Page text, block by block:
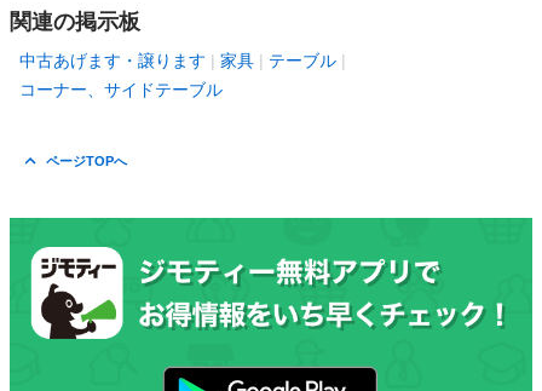
関連の掲示板
中古あげます・譲ります 家具
テーブル
コーナー、サイドテーブル
ページTOPへ